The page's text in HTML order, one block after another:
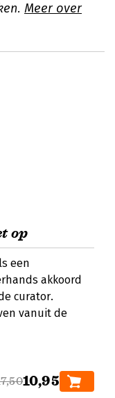
Meer over
op
een
akkoord
curator.
vanuit de
10,95